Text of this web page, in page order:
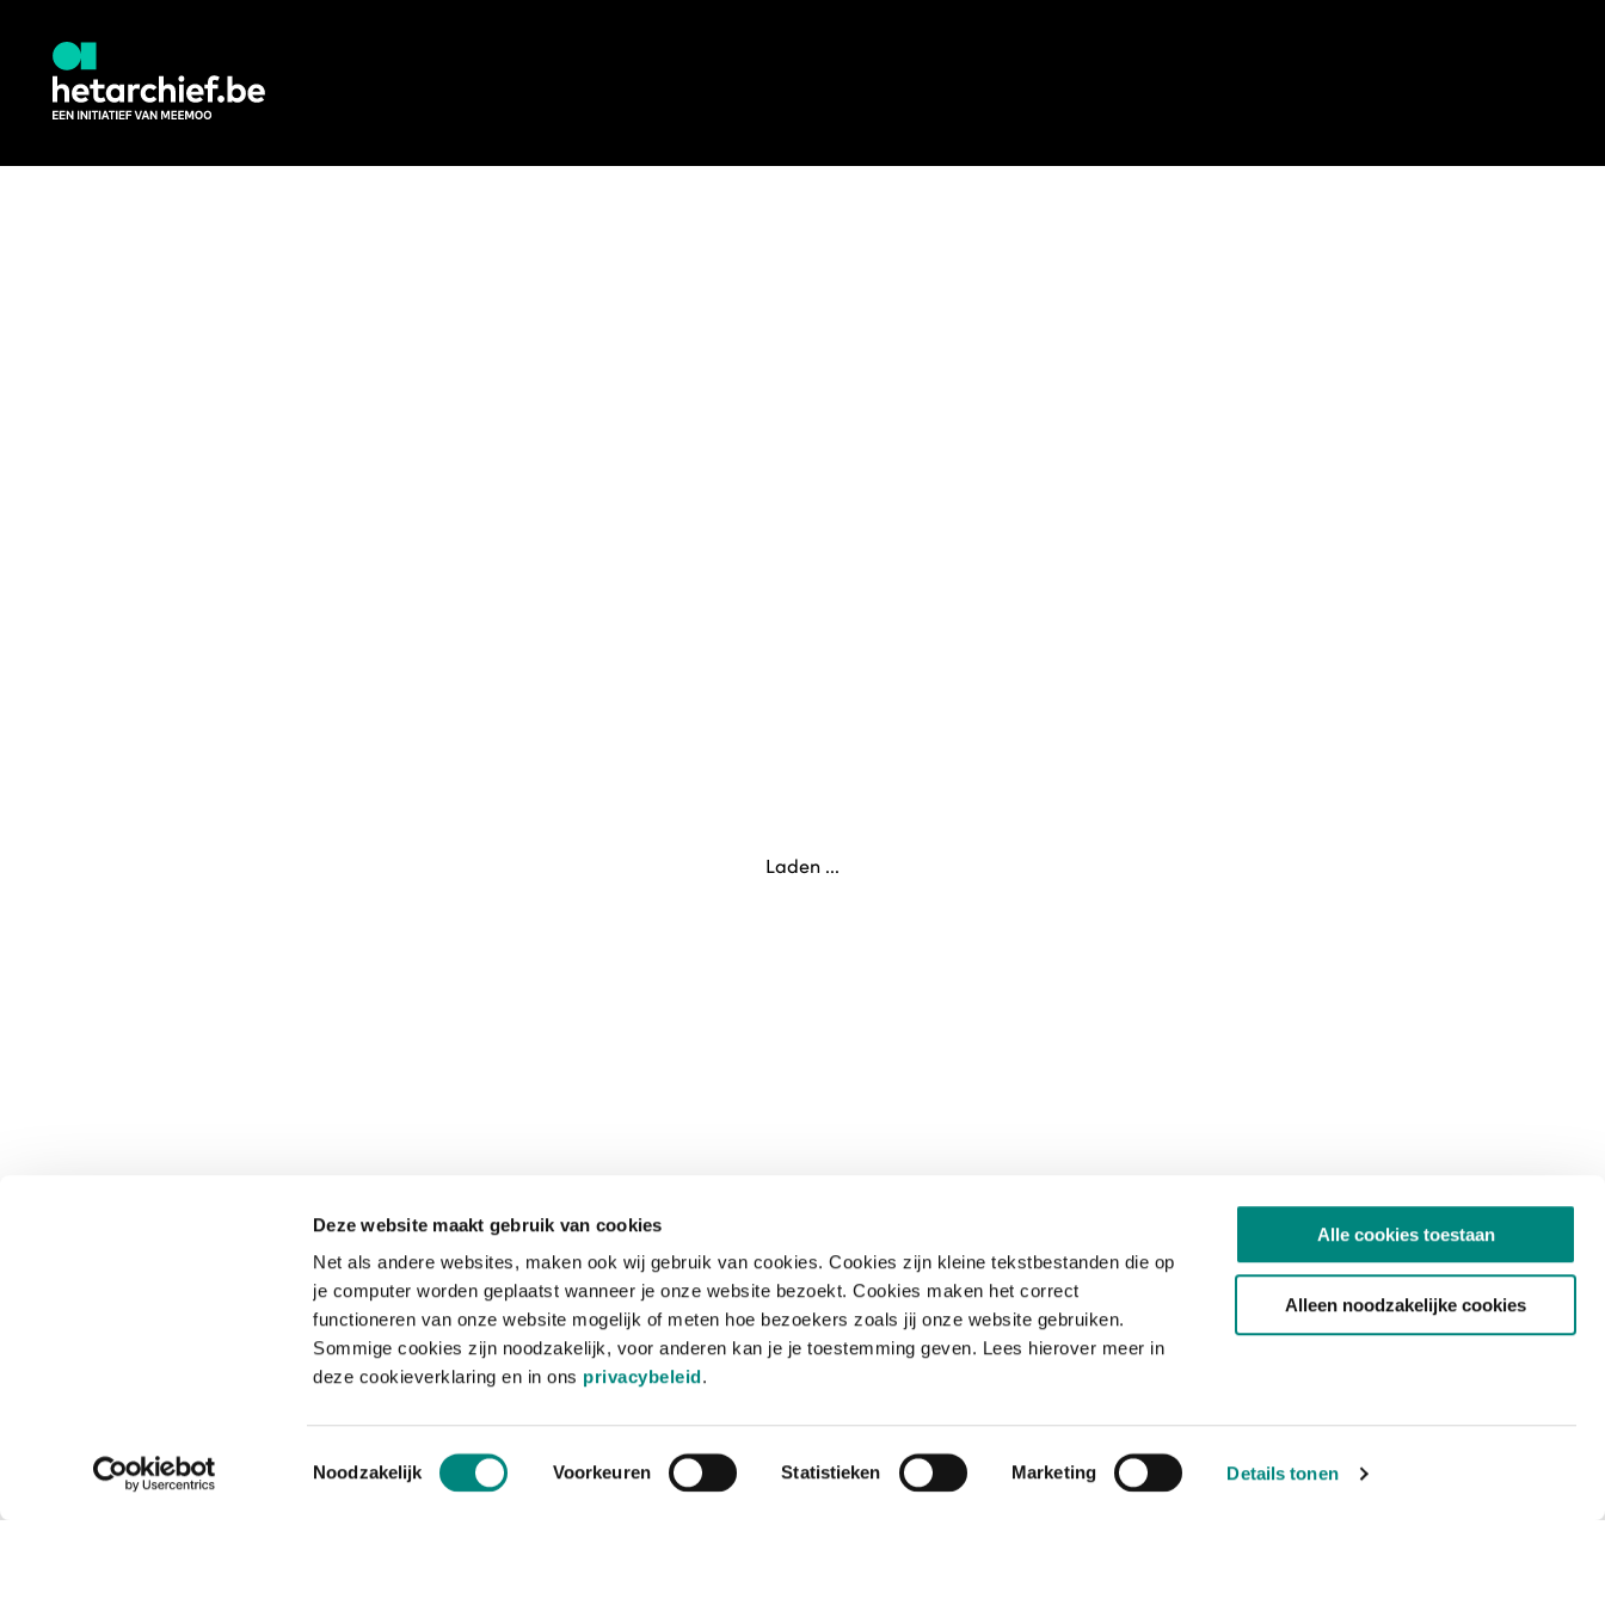
Deze website maakt gebruik van cookies
Net als andere websites, maken ook wij gebruik van cookies. Cookies zijn kleine tekstbestanden die op
je computer worden geplaatst wanneer je onze website bezoekt. Cookies maken het correct
functioneren van onze website mogelijk of meten hoe bezoekers zoals jij onze website gebruiken.
Sommige cookies zijn noodzakelijk, voor anderen kan je je toestemming geven. Lees hierover meer in
deze cookieverklaring en in ons privacybeleid.
Toestemmingsselectie
Noodzakelijk Voorkeuren Statistieken Marketing Details tonen
Alle cookies toestaan
Alleen noodzakelijke cookies
Laden ...